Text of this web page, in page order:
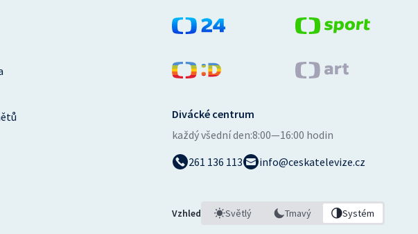
Divácké centrum
každý všední den:8:00—16:00 hodin
261 136 113
info@ceskatelevize.cz
Vzhled Světlý Tmavý Systém